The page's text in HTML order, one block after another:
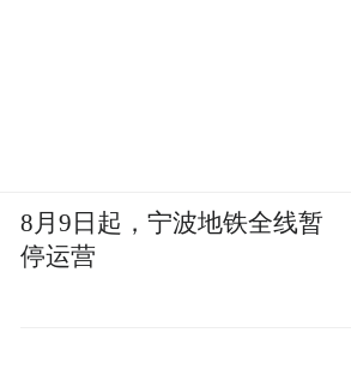
8月9日起，宁波地铁全线暂
停运营